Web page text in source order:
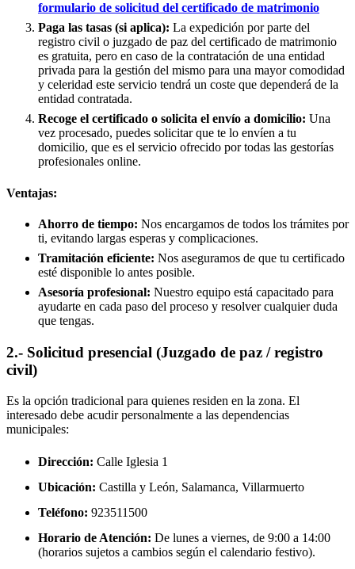
formulario de solicitud del certificado de matrimonio
Paga las tasas (si aplica): La expedición por parte del
registro civil o juzgado de paz del certificado de matrimonio
es gratuita, pero en caso de la contratación de una entidad
privada para la gestión del mismo para una mayor comodidad
y celeridad este servicio tendrá un coste que dependerá de la
entidad contratada.
Recoge el certificado o solicita el envío a domicilio: Una
vez procesado, puedes solicitar que te lo envíen a tu
domicilio, que es el servicio ofrecido por todas las gestorías
profesionales online.
Ventajas:
Ahorro de tiempo: Nos encargamos de todos los trámites por
ti, evitando largas esperas y complicaciones.
Tramitación eficiente: Nos aseguramos de que tu certificado
esté disponible lo antes posible.
Asesoría profesional: Nuestro equipo está capacitado para
ayudarte en cada paso del proceso y resolver cualquier duda
que tengas.
2.- Solicitud presencial (Juzgado de paz / registro
civil)
Es la opción tradicional para quienes residen en la zona. El
interesado debe acudir personalmente a las dependencias
municipales:
Dirección: Calle Iglesia 1
Ubicación: Castilla y León, Salamanca, Villarmuerto
Teléfono: 923511500
Horario de Atención: De lunes a viernes, de 9:00 a 14:00
(horarios sujetos a cambios según el calendario festivo).